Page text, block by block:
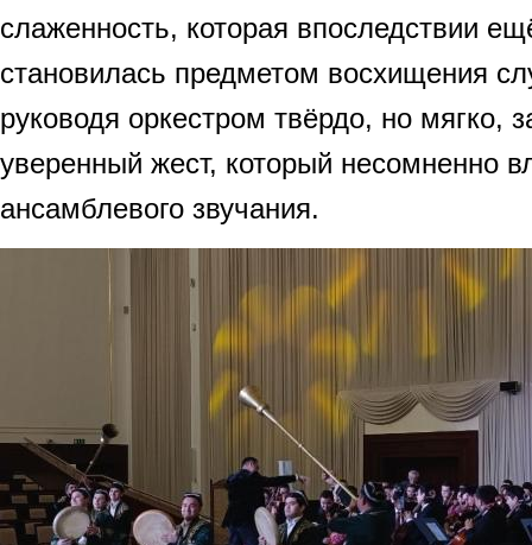
слаженность, которая впоследствии
становилась предметом восхищения
руководя оркестром твёрдо, но мягко,
уверенный жест, который несомненно
ансамблевого звучания.